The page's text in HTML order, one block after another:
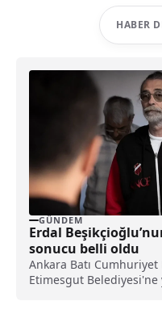
HABER
GÜNDEM
Erdal
sonucu belli oldu
Ankara Batı Cumhuriyet
Etimesgut